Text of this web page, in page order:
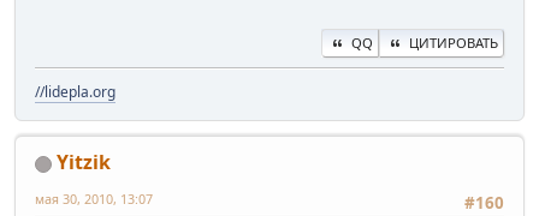
QQ ЦИТИРОВАТЬ
//lidepla.org
Yitzik
#160
мая 30, 2010, 13:07